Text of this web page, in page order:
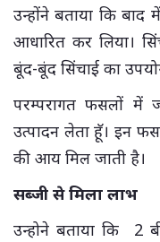
उन्होंने बताया कि बाद
आधारित कर लिया।
बूंद-बूंद सिंचाई का
परम्परागत फसलों में
उत्पादन लेता हूॅ। इन
की आय मिल जाती है।
सब्जी से मिला लाभ
उन्होने बताया कि 2